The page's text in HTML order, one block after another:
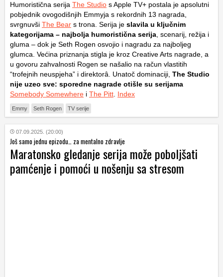
Humoristična serija The Studio s Apple TV+ postala je apsolutni
pobjednik ovogodišnjih Emmyja s rekordnih 13 nagrada,
svrgnuvši The Bear s trona. Serija je slavila u ključnim
kategorijama – najbolja humoristična serija, scenarij, režija i
gluma – dok je Seth Rogen osvojio i nagradu za najboljeg
glumca. Većina priznanja stigla je kroz Creative Arts nagrade, a
u govoru zahvalnosti Rogen se našalio na račun vlastitih
“trofejnih neuspjeha” i direktorâ. Unatoč dominaciji, The Studio
nije uzeo sve: sporedne nagrade otišle su serijama
Somebody Somewhere i The Pitt. Index
Emmy Seth Rogen TV serije
07.09.2025. (20:00)
Još samo jednu epizodu… za mentalno zdravlje
Maratonsko gledanje serija može poboljšati
pamćenje i pomoći u nošenju sa stresom